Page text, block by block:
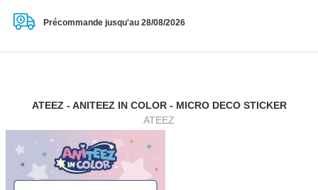
Précommande jusqu'au 28/08/2026
ATEEZ - ANITEEZ IN COLOR - MICRO DECO STICKER
ATEEZ